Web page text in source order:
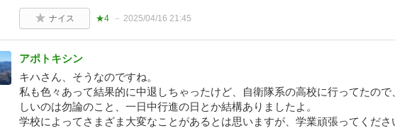
ナイス ★4 2025/04/16 21:45
アポトキシン
キハさん、そうなのですね。
私も色々あって結果的に中退しちゃったけど、自衛隊系の高校に行ってたので
しいのは勿論のこと、一日中行進の日とか結構ありましたよ。
学校によってさまざま大変なことがあるとは思いますが、学業頑張ってくださ